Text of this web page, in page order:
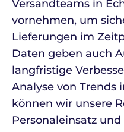
Versandteams in
vornehmen, um
Lieferungen im
Daten geben auch
langfristige
Analyse von Trends
können wir unsere
Personaleinsatz